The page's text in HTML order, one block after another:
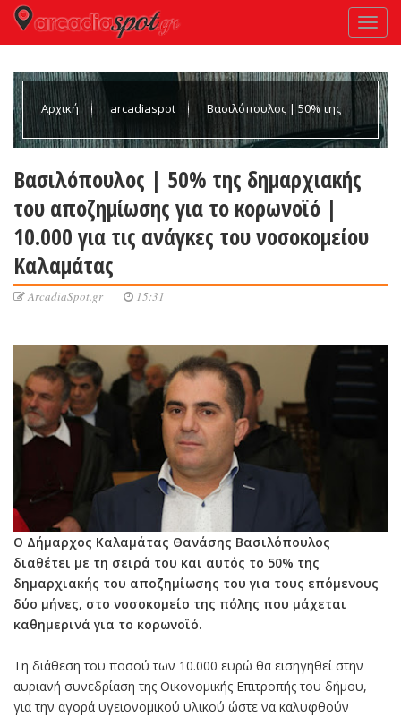
Αρχική arcadiaspot Βασιλόπουλος | 50% της
ανάγκες του νοσοκομείου Καλαμάτας
Βασιλόπουλος | 50% της δημαρχιακής
του αποζημίωσης για το κορωνοϊό |
10.000 για τις ανάγκες του νοσοκομείου
Καλαμάτας
ArcadiaSpot.gr 15:31
Ο Δήμαρχος Καλαμάτας Θανάσης Βασιλόπουλος
διαθέτει με τη σειρά του και αυτός το 50% της
δημαρχιακής του αποζημίωσης του για τους επόμενους
δύο μήνες, στο νοσοκομείο της πόλης που μάχεται
καθημερινά για το κορωνοϊό.
Τη διάθεση του ποσού των 10.000 ευρώ θα εισηγηθεί στην
αυριανή συνεδρίαση της Οικονομικής Επιτροπής του δήμου,
για την αγορά υγειονομικού υλικού ώστε να καλυφθούν